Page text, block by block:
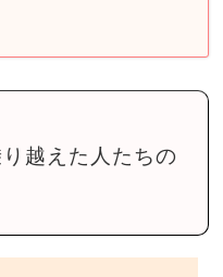
越えた人たちの